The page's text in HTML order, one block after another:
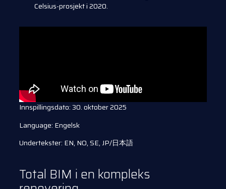
Celsius-prosjekt i 2020.
Innspillingsdato: 30. oktober 2025
Language: Engelsk
Undertekster: EN, NO, SE, JP/日本語
Total BIM i en kompleks